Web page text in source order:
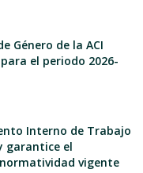
Género de la ACI
el periodo 2026-
Interno de Trabajo
garantice el
vigente